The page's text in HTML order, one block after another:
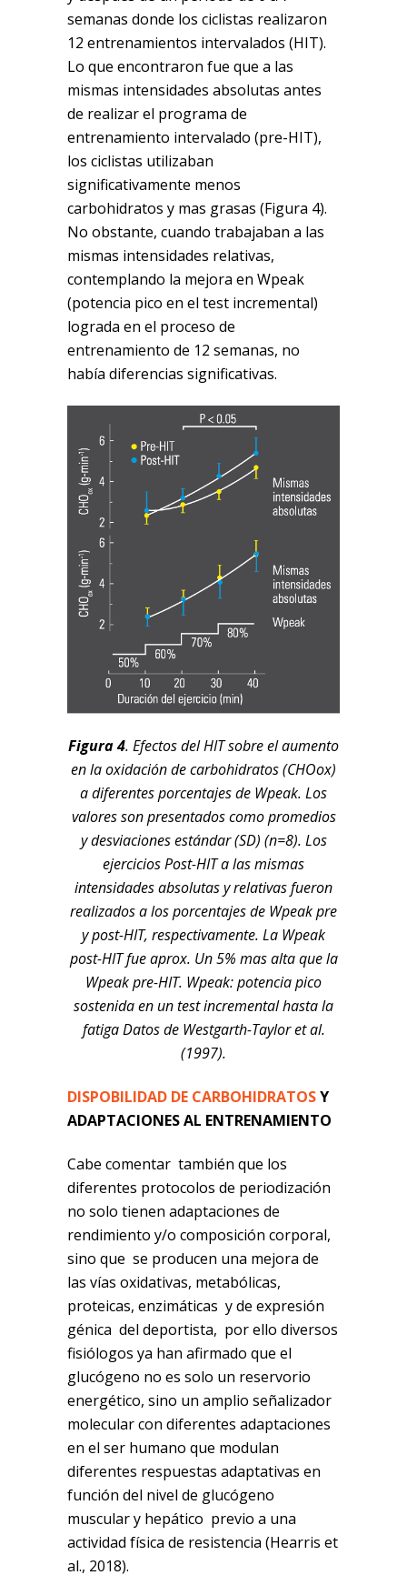
semanas donde los ciclistas realizaron
12 entrenamientos intervalados (HIT).
Lo que encontraron fue que a las
mismas intensidades absolutas antes
de realizar el programa de
entrenamiento intervalado (pre-HIT),
los ciclistas utilizaban
significativamente menos
carbohidratos y mas grasas (Figura 4).
No obstante, cuando trabajaban a las
mismas intensidades relativas,
contemplando la mejora en Wpeak
(potencia pico en el test incremental)
lograda en el proceso de
entrenamiento de 12 semanas, no
había diferencias significativas.
Figura 4. Efectos del HIT sobre el aumento
en la oxidación de carbohidratos (CHOox)
a diferentes porcentajes de Wpeak. Los
valores son presentados como promedios
y desviaciones estándar (SD) (n=8). Los
ejercicios Post-HIT a las mismas
intensidades absolutas y relativas fueron
realizados a los porcentajes de Wpeak pre
y post-HIT, respectivamente. La Wpeak
post-HIT fue aprox. Un 5% mas alta que la
Wpeak pre-HIT. Wpeak: potencia pico
sostenida en un test incremental hasta la
fatigaDatos de Westgarth-Taylor et al.
(1997).
DISPOBILIDAD DE CARBOHIDRATOSY
ADAPTACIONES AL ENTRENAMIENTO
Cabe comentar también que los
diferentes protocolos de periodización
no solo tienen adaptaciones de
rendimiento y/o composición corporal,
sino que se producen una mejora de
las vías oxidativas, metabólicas,
proteicas, enzimáticas y de expresión
génica del deportista, por ello diversos
fisiólogos ya han afirmado que el
glucógeno no es solo un reservorio
energético, sino un amplio señalizador
molecular con diferentes adaptaciones
en el ser humano que modulan
diferentes respuestas adaptativas en
función del nivel de glucógeno
muscular y hepático previo a una
actividad física de resistencia (Hearris et
al., 2018).